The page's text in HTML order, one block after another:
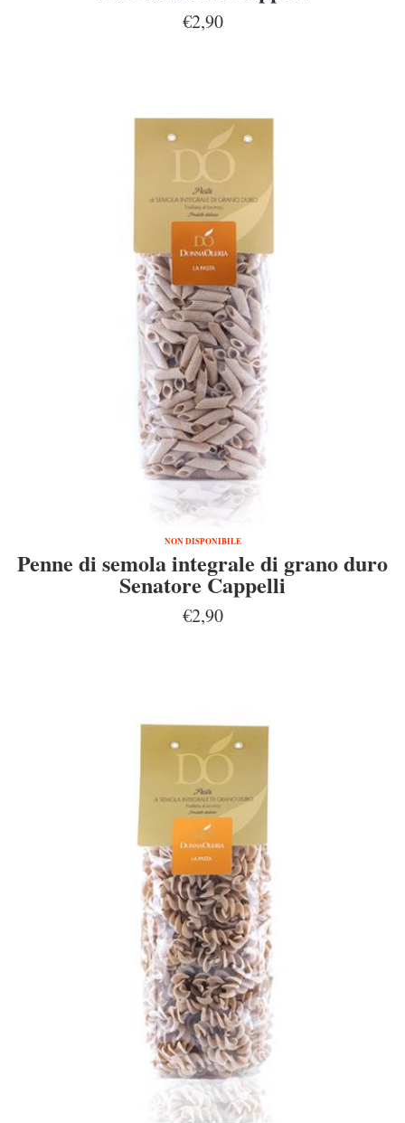
€2,90
NON DISPONIBILE
Penne di semola integrale di grano duro
Senatore Cappelli
€2,90